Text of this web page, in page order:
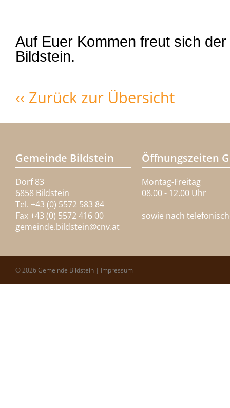
Auf Euer Kommen freut sich
Bildstein.
‹‹ Zurück zur Übersicht
Gemeinde Bildstein
Dorf 83
6858 Bildstein
Tel. +43 (0) 5572 583 84
Fax +43 (0) 5572 416 00
gemeinde.bildstein@cnv.at
Öffnungszeiten
Montag-Freitag
08.00 - 12.00 Uhr
sowie nach
© 2026 Gemeinde Bildstein | Impressum